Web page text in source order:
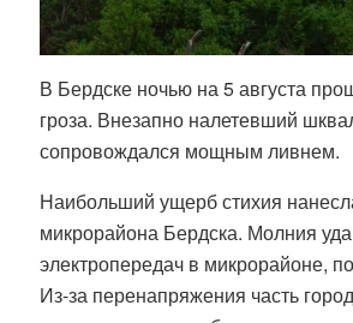
В Бердске ночью на 5 августа
гроза. Внезапно налетевший
сопровождался мощным ливнем.
Наибольший ущерб стихия
микрорайона Бердска. Молния
электропередач в микрорайоне,
Из-за перенапряжения часть